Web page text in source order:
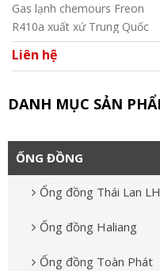
Gas lạnh chemours Freon
R410a xuất xứ Trung Quốc
Liên hệ
DANH MỤC SẢN
ỐNG ĐỒNG
Ống đồng Thái Lan
Ống đồng Haliang
Ống đồng Toàn Phát